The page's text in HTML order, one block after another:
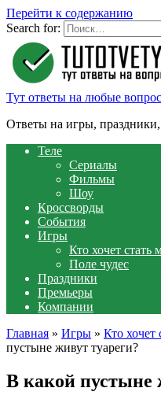
Перейти к содержанию
Search for:
Тут ответы на любые
Ответы на игры,
Теле
Сериалы
Фильмы
Шоу
Кроссворды
События
Игры
Кто хочет стать
Поле чудес
Праздники
Премьеры
Компании
Главная » Игры » Кто хочет
пустыне живут туареги?
В какой пустыне